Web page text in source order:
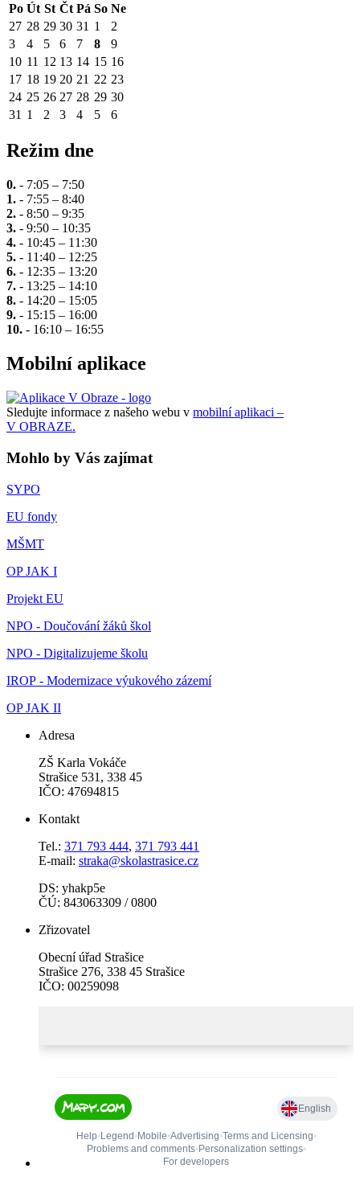
Po Út St Čt Pá So Ne
27 28 29 30 31 1
2
3
4 5 6 7 8
9
10 11 12 13 14 15 16
17 18 19 20 21 22 23
24 25 26 27 28 29 30
31 1 2 3 4 5 6
Režim dne
0. - 7:05 – 7:50
1. - 7:55 – 8:40
2. - 8:50 – 9:35
3. - 9:50 – 10:35
4. - 10:45 – 11:30
5. - 11:40 – 12:25
6. - 12:35 – 13:20
7. - 13:25 – 14:10
8. - 14:20 – 15:05
9. - 15:15 – 16:00
10. - 16:10 – 16:55
Mobilní aplikace
Sledujte informace z našeho webu v mobilní aplikaci –
V OBRAZE.
Mohlo by Vás zajímat
SYPO
EU fondy
MŠMT
OP JAK I
Projekt EU
NPO - Doučování žáků škol
NPO - Digitalizujeme školu
IROP - Modernizace výukového zázemí
OP JAK II
Adresa
ZŠ Karla Vokáče
Strašice 531, 338 45
IČO: 47694815
Kontakt
Tel.: 371 793 444, 371 793 441
E-mail: straka@skolastrasice.cz
DS: yhakp5e
ČÚ: 843063309 / 0800
Zřizovatel
Obecní úřad Strašice
Strašice 276, 338 45 Strašice
IČO: 00259098